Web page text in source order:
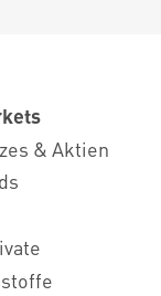
& Aktien